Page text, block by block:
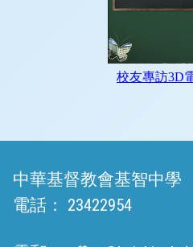
中華基督教會基智中學
電話：
23422954